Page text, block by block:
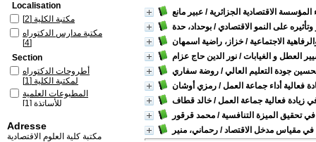
المؤسسة الاقتصادية الجزائرية / عبير مانع
على النمو الاقتصادي/ بوحداد، حدة
الاجتماعية / خزاز، راضية اسمهان
العطل و الغيابات/ نور الدين حاج عزام
جودة التعليم العالي/ روضة سفاري
فعالية أداء جماعة العمل/ رمزي أوشان
زيادة فعالية جماعة العمل/ خالد قطاف
في تحقيق الميزة التنافسية / محمد قرقور
مقياس مدخل الاقتصاد/ رحماني، منير
Localisation
مكتبة الكلية [2]
مكتبة مدارس الدكتوراه
[4]
Section
أطروحات الدكتوراه
لمكتبة الكلية [1]
المطبوعات العلمية
للأساتذة [1]
Adresse
مكتبة كلية العلوم الاقتصادية